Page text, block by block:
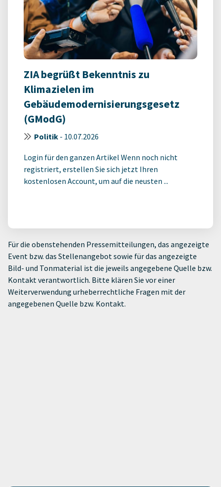
ZIA begrüßt Bekenntnis zu
Klimazielen im
Gebäudemodernisierungsgesetz
(GModG)
Politik - 10.07.2026
Login für den ganzen Artikel Wenn noch nicht
registriert, erstellen Sie sich jetzt Ihren
kostenlosen Account, um auf die neusten ...
Für die obenstehenden Pressemitteilungen, das angezeigte
Event bzw. das Stellenangebot sowie für das angezeigte
Bild- und Tonmaterial ist die jeweils angegebene Quelle bzw.
Kontakt verantwortlich. Bitte klären Sie vor einer
Weiterverwendung urheberrechtliche Fragen mit der
angegebenen Quelle bzw. Kontakt.